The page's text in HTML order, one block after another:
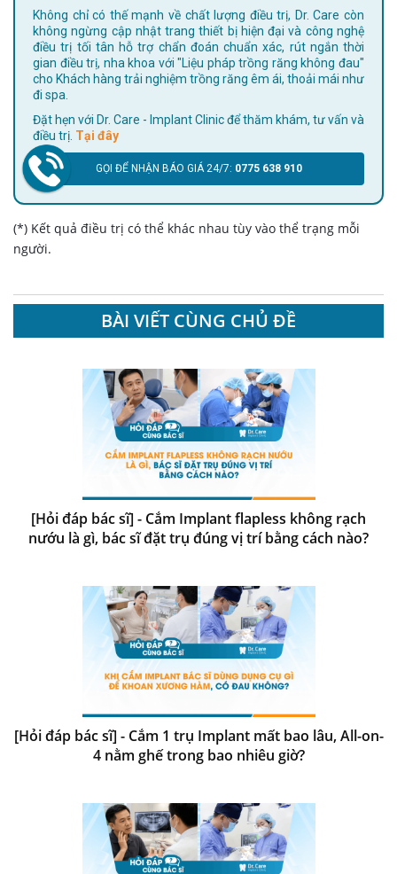
Không chỉ có thế mạnh về chất lượng điều trị, Dr. Care còn
không ngừng cập nhật trang thiết bị hiện đại và công nghệ
điều trị tối tân hỗ trợ chẩn đoán chuẩn xác, rút ngắn thời
gian điều trị, nha khoa với "Liệu pháp trồng răng không đau"
cho Khách hàng trải nghiệm trồng răng êm ái, thoải mái như
đi spa.
Đặt hẹn với Dr. Care - Implant Clinic để thăm khám, tư vấn và
điều trị. Tại đây
GỌI ĐỂ NHẬN BÁO GIÁ 24/7: 0775 638 910
(*) Kết quả điều trị có thể khác nhau tùy vào thể trạng mỗi
người.
BÀI VIẾT CÙNG CHỦ ĐỀ
[Hỏi đáp bác sĩ] - Cắm Implant flapless không rạch
nướu là gì, bác sĩ đặt trụ đúng vị trí bằng cách nào?
[Hỏi đáp bác sĩ] - Cắm 1 trụ Implant mất bao lâu, All-on-
4 nằm ghế trong bao nhiêu giờ?